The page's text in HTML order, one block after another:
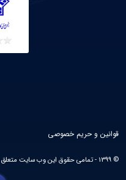
© 1399 - تمامی حقوق این وب سایت متعلق به
قوانین و حریم خصوصی